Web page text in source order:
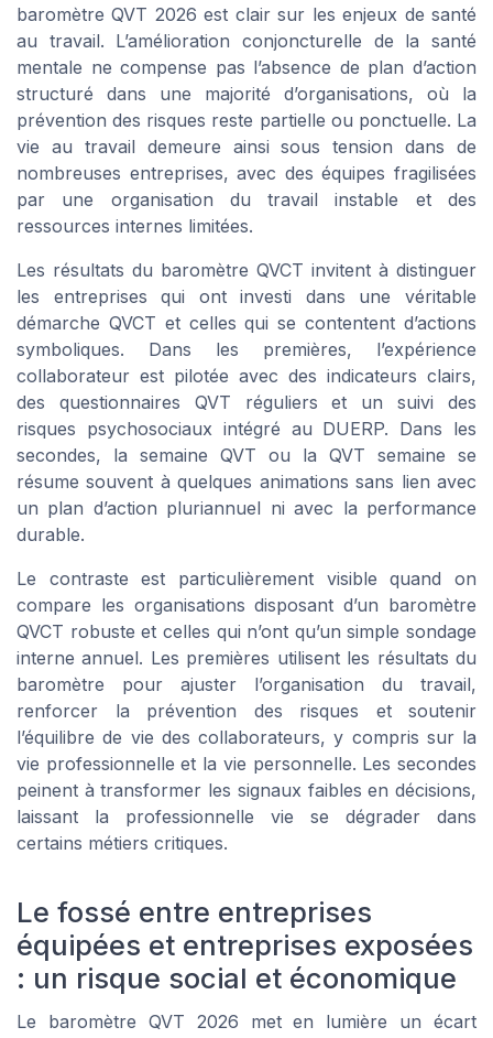
baromètre QVT 2026 est clair sur les enjeux de santé
au travail. L’amélioration conjoncturelle de la santé
mentale ne compense pas l’absence de plan d’action
structuré dans une majorité d’organisations, où la
prévention des risques reste partielle ou ponctuelle. La
vie au travail demeure ainsi sous tension dans de
nombreuses entreprises, avec des équipes fragilisées
par une organisation du travail instable et des
ressources internes limitées.
Les résultats du baromètre QVCT invitent à distinguer
les entreprises qui ont investi dans une véritable
démarche QVCT et celles qui se contentent d’actions
symboliques. Dans les premières, l’expérience
collaborateur est pilotée avec des indicateurs clairs,
des questionnaires QVT réguliers et un suivi des
risques psychosociaux intégré au DUERP. Dans les
secondes, la semaine QVT ou la QVT semaine se
résume souvent à quelques animations sans lien avec
un plan d’action pluriannuel ni avec la performance
durable.
Le contraste est particulièrement visible quand on
compare les organisations disposant d’un baromètre
QVCT robuste et celles qui n’ont qu’un simple sondage
interne annuel. Les premières utilisent les résultats du
baromètre pour ajuster l’organisation du travail,
renforcer la prévention des risques et soutenir
l’équilibre de vie des collaborateurs, y compris sur la
vie professionnelle et la vie personnelle. Les secondes
peinent à transformer les signaux faibles en décisions,
laissant la professionnelle vie se dégrader dans
certains métiers critiques.
Le fossé entre entreprises
équipées et entreprises exposées
: un risque social et économique
Le baromètre QVT 2026 met en lumière un écart